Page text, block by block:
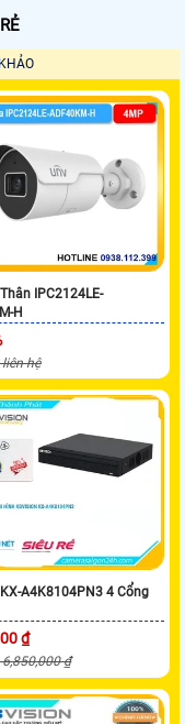
IPC2124LE-
H
liên hệ
A4K8104PN3 4 Cổng
₫
6,850,000 ₫